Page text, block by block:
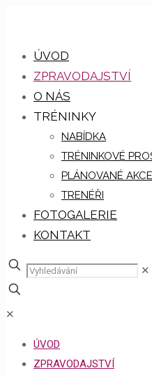
ÚVOD
ZPRAVODAJSTVÍ
O NÁS
TRÉNINKY
NABÍDKA
TRÉNINKOVÉ
PLÁNOVANÉ AKCE
TRENÉŘI
FOTOGALERIE
KONTAKT
✕
✕
ÚVOD
ZPRAVODAJSTVÍ